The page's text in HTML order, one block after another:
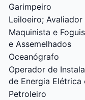
Garimpeiro
Leiloeiro;
Maquinista e
e Assemelhados
Oceanógrafo
Operador de
de Energia Elétrica
Petroleiro